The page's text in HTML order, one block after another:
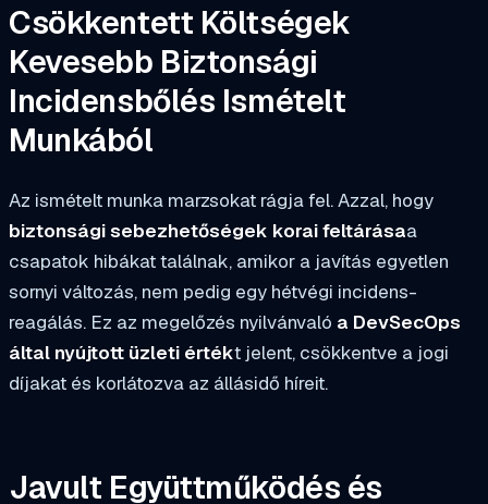
Csökkentett Költségek
Kevesebb Biztonsági
Incidensbőlés Ismételt
Munkából
Az ismételt munka marzsokat rágja fel. Azzal, hogy
biztonsági sebezhetőségek korai feltárásaa
csapatok hibákat találnak, amikor a javítás egyetlen
sornyi változás, nem pedig egy hétvégi incidens-
reagálás. Ez az megelőzés nyilvánvaló a DevSecOps
által nyújtott üzleti értékt jelent, csökkentve a jogi
díjakat és korlátozva az állásidő híreit.
Javult Együttműködés és